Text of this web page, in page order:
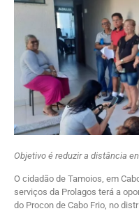
Objetivo é reduzir a distância
O cidadão de Tamoios, em
serviços da Prolagos terá a
do Procon de Cabo Frio, no